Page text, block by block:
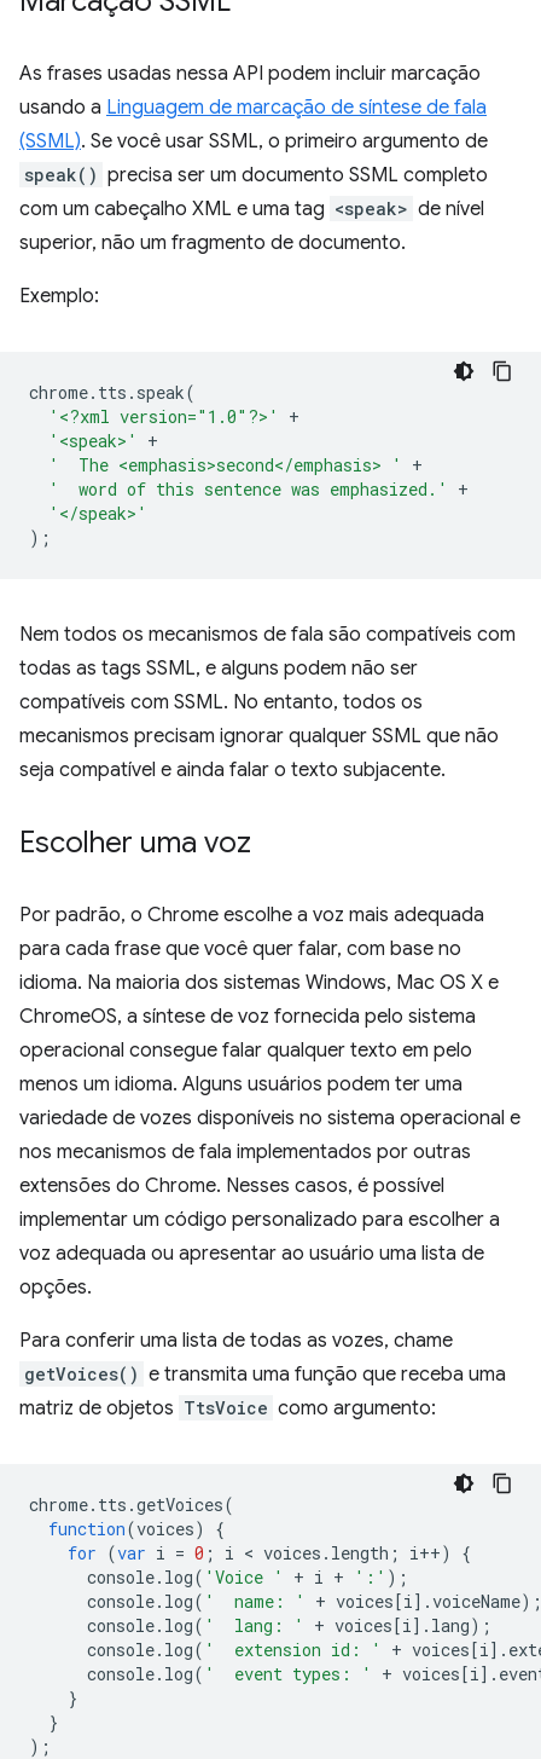
As frases usadas nessa API podem incluir marcação
usando a Linguagem de marcação de síntese de fala
(SSML). Se você usar SSML, o primeiro argumento de
speak() precisa ser um documento SSML completo
com um cabeçalho XML e uma tag <speak> de nível
superior, não um fragmento de documento.
Exemplo:
chrome. tts . speak(
'<?xml version="1.0"?>'
+
'<speak>'
+
'  The <emphasis>second</emphasis> '
+
'  word of this sentence was emphasized.'
+
'</speak>'
);
Nem todos os mecanismos de fala são compatíveis com
todas as tags SSML, e alguns podem não ser
compatíveis com SSML. No entanto, todos os
mecanismos precisam ignorar qualquer SSML que não
seja compatível e ainda falar o texto subjacente.
Escolher uma voz
Por padrão, o Chrome escolhe a voz mais adequada
para cada frase que você quer falar, com base no
idioma. Na maioria dos sistemas Windows, Mac OS X e
ChromeOS, a síntese de voz fornecida pelo sistema
operacional consegue falar qualquer texto em pelo
menos um idioma. Alguns usuários podem ter uma
variedade de vozes disponíveis no sistema operacional e
nos mecanismos de fala implementados por outras
extensões do Chrome. Nesses casos, é possível
implementar um código personalizado para escolher a
voz adequada ou apresentar ao usuário uma lista de
opções.
Para conferir uma lista de todas as vozes, chame
getVoices() e transmita uma função que receba uma
matriz de objetos TtsVoice como argumento:
chrome. tts .getVoices(
function(voices)
{
for (var i = 0 ; i < voices . length ; i++)
{
console. log( 'Voice ' + i + ':' );
console. log( '  name: ' + voices[i].voiceName);
console. log( '  lang: ' + voices[i]. lang);
console. log( '  extension id: ' + voices[i].
console. log( '  event types: ' + voices[i].
}
}
);